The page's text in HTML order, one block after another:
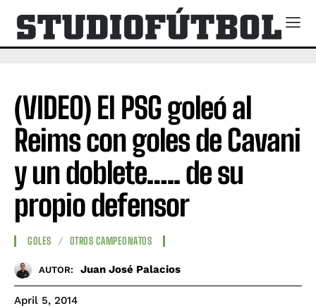
(VIDEO) El PSG goleó al
Reims con goles de Cavani
y un doblete….. de su
propio defensor
GOLES OTROS CAMPEONATOS
AUTOR: Juan José Palacios
April 5, 2014